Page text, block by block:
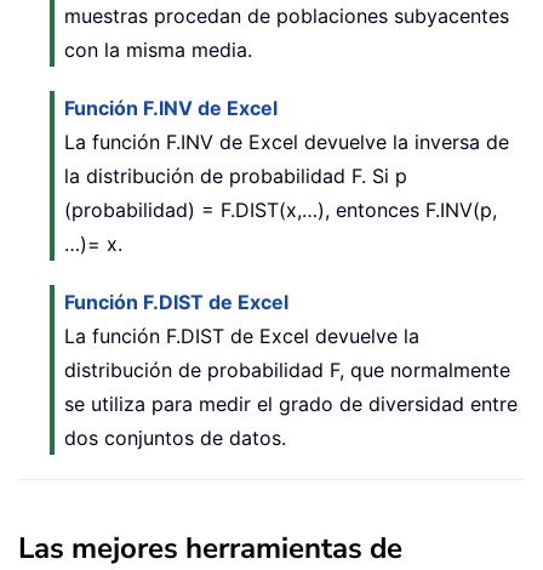
muestras procedan de poblaciones subyacentes
con la misma media.
Función F.INV de Excel
La función F.INV de Excel devuelve la inversa de
la distribución de probabilidad F. Si p
(probabilidad) = F.DIST(x,…), entonces F.INV(p,
…)= x.
Función F.DIST de Excel
La función F.DIST de Excel devuelve la
distribución de probabilidad F, que normalmente
se utiliza para medir el grado de diversidad entre
dos conjuntos de datos.
Las mejores herramientas de